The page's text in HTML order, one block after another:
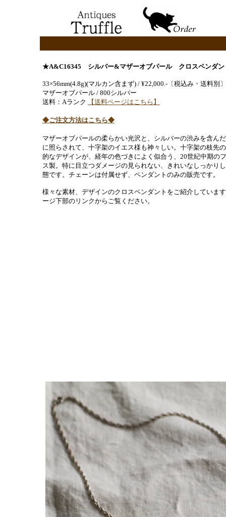
★A&C16345 シルバー&マザーオブパール クロスペンダン
33×56mm(4.8g)(マルカン含まず) / ¥22,000.-〔税込み・送料別〕
マザーオブパール / 800シルバー
送料：Aランク
【送料ページはこちら】
◆ご注文方法はこちら◆
マザーオブパールの柔らかい光沢と、シルバーの渋みを含ん
に照らされて、十字架のイエス様も神々しい。十字架の枝先
的なデザインが、経年の色づきによく似合う、20世紀中期の
ス製。特に目立つダメージの見られない、きれいなしっかり
態です。チェーンは付属せず、ペンダントのみの販売です。
様々な素材、デザインのクロスペンダントをご紹介していま
ージ下部のリンクからご覧ください。